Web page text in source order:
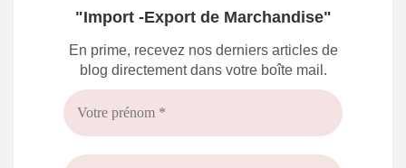
"Import -Export de Marchandise"
En prime, recevez nos derniers articles de
blog directement dans votre boîte mail.